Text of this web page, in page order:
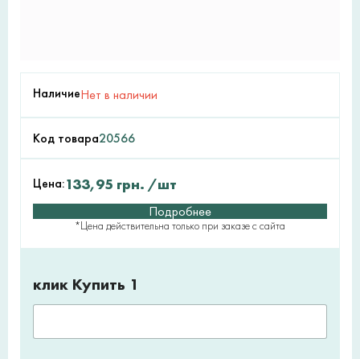
НаличиеНет в наличии
Код товара20566
Цена:133,95 грн. /шт
Подробнее
*Цена действительна только при заказе с сайта
клик Купить 1